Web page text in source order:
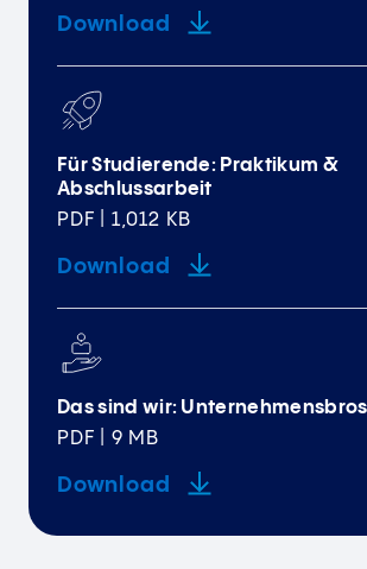
Download
Für Studierende: Praktikum &
Abschlussarbeit
PDF | 1,012 KB
Download
Das sind wir:
PDF | 9 MB
Download